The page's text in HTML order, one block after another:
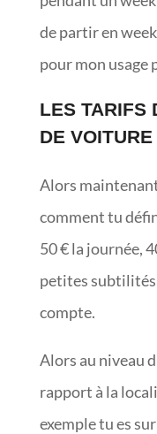
de partir en
pour mon usage
LES TARIFS
DE VOITURE
Alors
comment tu
50 € la journée,
petites subtilités
compte.
Alors au niveau
rapport à la
exemple tu es